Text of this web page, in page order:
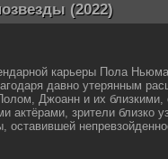
(2022)
карьеры Пола
давно утерянным
Джоанн и их близкими,
актёрами, зрители близко
оставившей